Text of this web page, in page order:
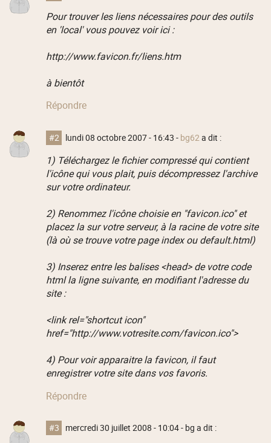
Pour trouver les liens nécessaires pour des outils
en 'local' vous pouvez voir ici :
http://www.favicon.fr/liens.htm
à bientôt
Répondre
#2 lundi 08 octobre 2007 - 16:43 - bg62a dit :
1) Téléchargez le fichier compressé qui contient
l'icône qui vous plait, puis décompressez l'archive
sur votre ordinateur.
2) Renommez l'icône choisie en "favicon.ico" et
placez la sur votre serveur, à la racine de votre site
(là où se trouve votre page index ou default.html)
3) Inserez entre les balises <head> de votre code
html la ligne suivante, en modifiant l'adresse du
site :
<link rel="shortcut icon"
href="http://www.votresite.com/favicon.ico">
4) Pour voir apparaitre la favicon, il faut
enregistrer votre site dans vos favoris.
Répondre
#3 mercredi 30 juillet 2008 - 10:04- bg a dit :